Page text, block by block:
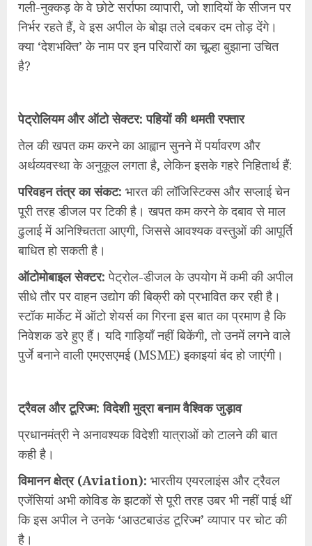
गली-नुक्कड़ के वे छोटे सर्राफा व्यापारी, जो शादियों के सीजन पर
निर्भर रहते हैं, वे इस अपील के बोझ तले दबकर दम तोड़ देंगे।
क्या ‘देशभक्ति’ के नाम पर इन परिवारों का चूल्हा बुझाना उचित
है?
पेट्रोलियम और ऑटो सेक्टर: पहियों की थमती रफ्तार
तेल की खपत कम करने का आह्वान सुनने में पर्यावरण और
अर्थव्यवस्था के अनुकूल लगता है, लेकिन इसके गहरे निहितार्थ हैं:
परिवहन तंत्र का संकट: भारत की लॉजिस्टिक्स और सप्लाई चेन
पूरी तरह डीजल पर टिकी है। खपत कम करने के दबाव से माल
ढुलाई में अनिश्चितता आएगी, जिससे आवश्यक वस्तुओं की आपूर्ति
बाधित हो सकती है।
ऑटोमोबाइल सेक्टर: पेट्रोल-डीजल के उपयोग में कमी की अपील
सीधे तौर पर वाहन उद्योग की बिक्री को प्रभावित कर रही है।
स्टॉक मार्केट में ऑटो शेयर्स का गिरना इस बात का प्रमाण है कि
निवेशक डरे हुए हैं। यदि गाड़ियाँ नहीं बिकेंगी, तो उनमें लगने वाले
पुर्जे बनाने वाली एमएसएमई (MSME) इकाइयां बंद हो जाएंगी।
ट्रैवल और टूरिज्म: विदेशी मुद्रा बनाम वैश्विक जुड़ाव
प्रधानमंत्री ने अनावश्यक विदेशी यात्राओं को टालने की बात
कही है।
विमानन क्षेत्र (Aviation): भारतीय एयरलाइंस और ट्रैवल
एजेंसियां अभी कोविड के झटकों से पूरी तरह उबर भी नहीं पाई थीं
कि इस अपील ने उनके ‘आउटबाउंड टूरिज्म’ व्यापार पर चोट की
है।